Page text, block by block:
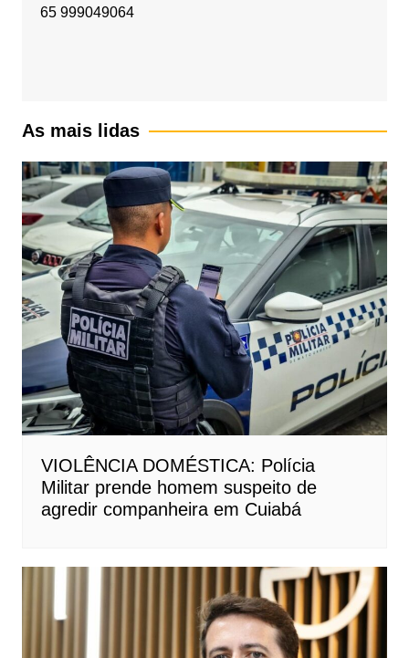
65 999049064
As mais lidas
VIOLÊNCIA DOMÉSTICA: Polícia
Militar prende homem suspeito de
agredir companheira em Cuiabá